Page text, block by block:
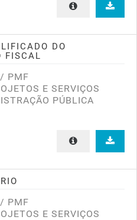
DO
FISCAL
PMF
E SERVIÇOS
PÚBLICA
PMF
E SERVIÇOS